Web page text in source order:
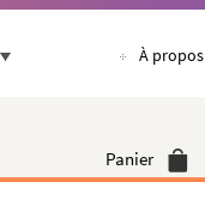
À propos
Panier